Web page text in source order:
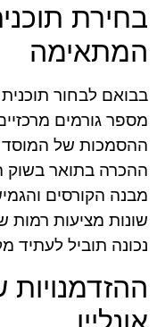
המתאימה
מספר גורמים
ההסמכות של המוסד
ההכרה בתואר בשוק
מבנה הקורסים
שונות מציעות רמות
נכונה תוביל לעתיד